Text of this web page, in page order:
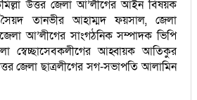
উত্তর জেলা আ’লীগের আইন বিষয়ক
তানভীর আহাম্মদ ফয়সাল, জেলা
আ’লীগের সাংগঠনিক সম্পাদক ভিপি
স্বেচ্ছাসেবকলীগের আহ্বায়ক আতিকুর
জেলা ছাত্রলীগের সগ-সভাপতি আলামিন